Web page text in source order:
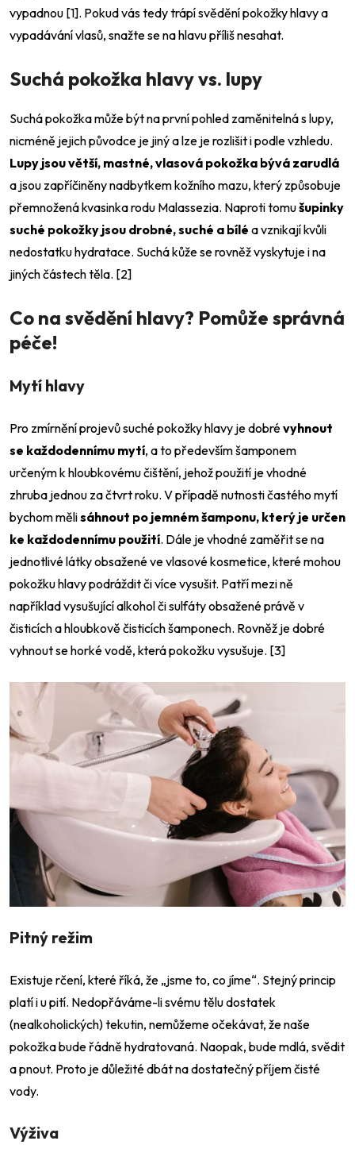
vypadnou [1]. Pokud vás tedy trápí svědění pokožky hlavy a
vypadávání vlasů, snažte se na hlavu příliš nesahat.
Suchá pokožka hlavy vs. lupy
Suchá pokožka může být na první pohled zaměnitelná s lupy,
nicméně jejich původce je jiný a lze je rozlišit i podle vzhledu.
Lupy jsou větší, mastné, vlasová pokožka bývá zarudlá
a jsou zapříčiněny nadbytkem kožního mazu, který způsobuje
přemnožená kvasinka rodu Malassezia. Naproti tomušupinky
suché pokožky jsou drobné, suché a bílé a vznikají kvůli
nedostatku hydratace. Suchá kůže se rovněž vyskytuje i na
jiných částech těla. [2]
Co na svědění hlavy? Pomůže správná
péče!
Mytí hlavy
Pro zmírnění projevů suché pokožky hlavy je dobrévyhnout
se každodennímu mytí, a to především šamponem
určeným k hloubkovému čištění, jehož použití je vhodné
zhruba jednou za čtvrt roku. V případě nutnosti častého mytí
bychom mělisáhnout po jemném šamponu, který je určen
ke každodennímu použití. Dále je vhodné zaměřit se na
jednotlivé látky obsažené ve vlasové kosmetice, které mohou
pokožku hlavy podráždit či více vysušit. Patří mezi ně
například vysušující alkohol či sulfáty obsažené právě v
čisticích a hloubkově čisticích šamponech. Rovněž je dobré
vyhnout se horké vodě, která pokožku vysušuje. [3]
Pitný režim
Existuje rčení, které říká, že „jsme to, co jíme“. Stejný princip
platí i u pití. Nedopřáváme-li svému tělu dostatek
(nealkoholických) tekutin, nemůžeme očekávat, že naše
pokožka bude řádně hydratovaná. Naopak, bude mdlá, svědit
a pnout. Proto je důležité dbát na dostatečný příjem čisté
vody.
Výživa